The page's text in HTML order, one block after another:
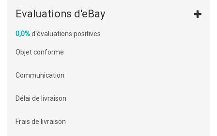
Evaluations d'eBay
0,0%d'évaluations positives
Objet conforme
Communication
Délai de livraison
Frais de livraison